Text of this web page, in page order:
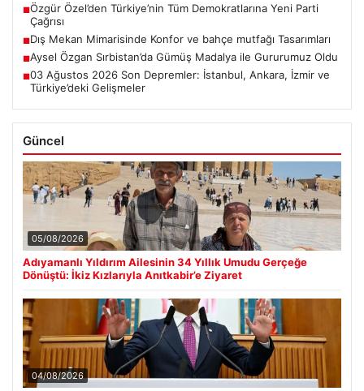
■Özgür Özel’den Türkiye’nin Tüm Demokratlarına Yeni Parti
Çağrısı
■Dış Mekan Mimarisinde Konfor ve bahçe mutfağı Tasarımları
■Aysel Özgan Sırbistan’da Gümüş Madalya ile Gururumuz Oldu
■03 Ağustos 2026 Son Depremler: İstanbul, Ankara, İzmir ve
Türkiye’deki Gelişmeler
Güncel
05/08/2026
Adıyamanlı Yıldırım Ailesinin 34 Yıllık Umudu Gerçeğe
Dönüştü: İkiz Kızlarıyla Anıtkabir’e Ziyaret
04/08/2026